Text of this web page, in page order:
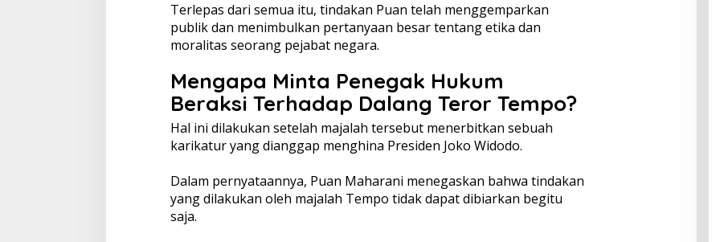
Terlepas dari semua itu, tindakan Puan telah menggemparkan
publik dan menimbulkan pertanyaan besar tentang etika dan
moralitas seorang pejabat negara.
Mengapa Minta Penegak Hukum
Beraksi Terhadap Dalang Teror Tempo?
Hal ini dilakukan setelah majalah tersebut menerbitkan sebuah
karikatur yang dianggap menghina Presiden Joko Widodo.
Dalam pernyataannya, Puan Maharani menegaskan bahwa tindakan
yang dilakukan oleh majalah Tempo tidak dapat dibiarkan begitu
saja.